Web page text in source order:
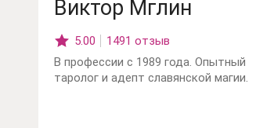
Виктор Мглин
5.00
1491 отзыв
В профессии с 1989 года. Опытный
таролог и адепт славянской магии.